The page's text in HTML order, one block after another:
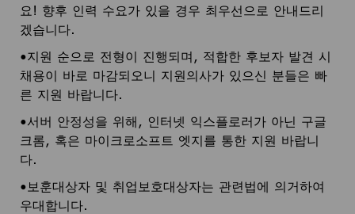
요! 향후 인력 수요가 있을 경우 최우선으로 안내드리
겠습니다.
•지원 순으로 전형이 진행되며, 적합한 후보자 발견 시
채용이 바로 마감되오니 지원의사가 있으신 분들은 빠
른 지원 바랍니다.
•서버 안정성을 위해, 인터넷 익스플로러가 아닌 구글
크롬, 혹은 마이크로소프트 엣지를 통한 지원 바랍니
다.
•보훈대상자 및 취업보호대상자는 관련법에 의거하여
우대합니다.